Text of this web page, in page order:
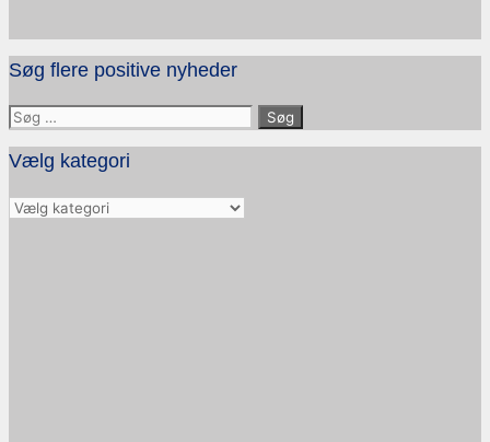
Søg flere positive nyheder
Søg
efter:
Vælg kategori
Vælg